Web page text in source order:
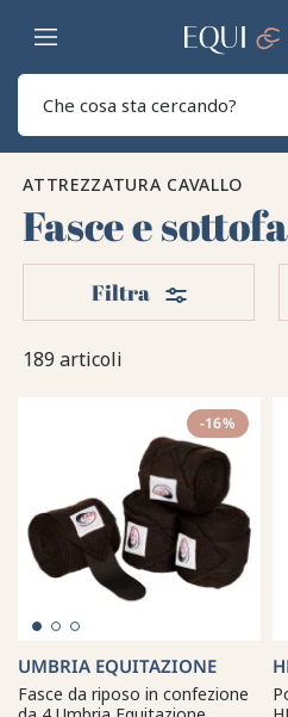
Casa
ATTREZZATURA CAVALLO
Fasce e
189 articoli
Filtra Filtri
-16%
UMBRIA EQUITAZIONE
Fasce da riposo in confezione